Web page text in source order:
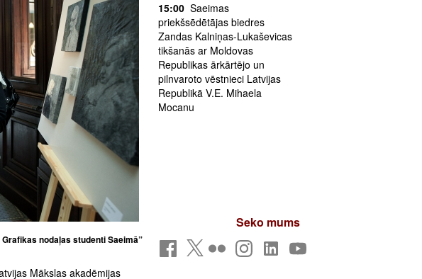
nodaļas studenti Saeimā”
Mākslas akadēmijas
15:00 Saeimas
priekšsēdētājas biedres
Zandas Kalniņas-Lukaševicas
tikšanās ar Moldovas
Republikas ārkārtējo un
pilnvaroto vēstnieci Latvijas
Republikā V.E. Mihaela
Mocanu
Seko mums